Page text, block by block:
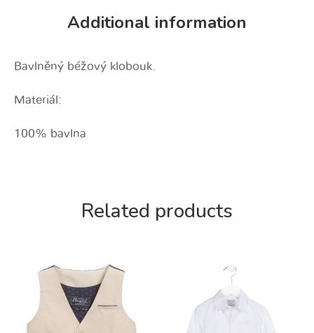
Additional information
Bavlněný béžový klobouk.
Materiál:
100% bavlna
Related products